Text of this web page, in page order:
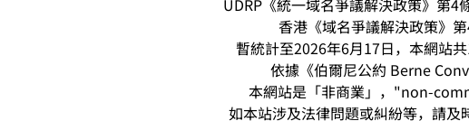
UDRP《統一域名爭議解決政策》第4
香港《域名爭議解決政策》
暫統計至2026年6月17日，本網站
依據《伯爾尼公約 Berne
本網站是「非商業」，"non-
如本站涉及法律問題或糾紛等，請